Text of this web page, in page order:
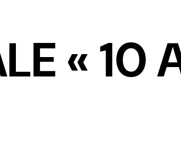
« 10